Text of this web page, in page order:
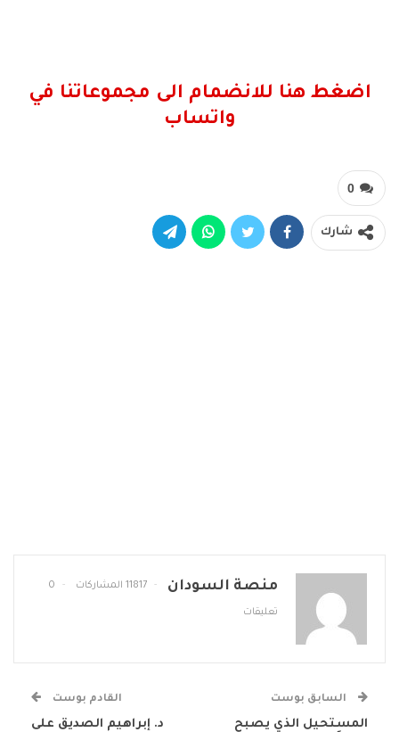
اضغط هنا للانضمام الى مجموعاتنا في
واتساب
0
شارك
منصة السودان 11817 المشاركات 0
تعليقات
السابق بوست
المستحيل الذي يصبح
القادم بوست
د. إبراهيم الصديق على